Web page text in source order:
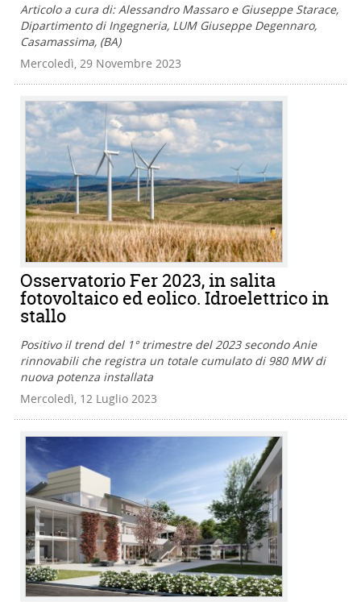
Articolo a cura di: Alessandro Massaro e Giuseppe Starace,
Dipartimento di Ingegneria, LUM Giuseppe Degennaro,
Casamassima, (BA)
Mercoledì, 29 Novembre 2023
Osservatorio Fer 2023, in salita
fotovoltaico ed eolico. Idroelettrico in
stallo
Positivo il trend del 1° trimestre del 2023 secondo Anie
rinnovabili che registra un totale cumulato di 980 MW di
nuova potenza installata
Mercoledì, 12 Luglio 2023